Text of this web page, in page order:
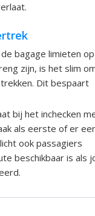
bagage limieten
zijn, is het slim
Dit bespaart
bij het inchecken
als eerste of er
ook passagiers
beschikbaar is als